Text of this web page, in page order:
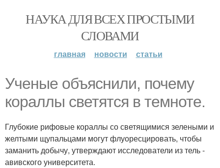
НАУКА ДЛЯ ВСЕХ ПРОСТЫМИ
СЛОВАМИ
главная новости статьи
Ученые объяснили, почему
кораллы светятся в темноте.
Глубокие рифовые кораллы со светящимися зелеными и
желтыми щупальцами могут флуоресцировать, чтобы
заманить добычу, утверждают исследователи из тель -
авивского университета.